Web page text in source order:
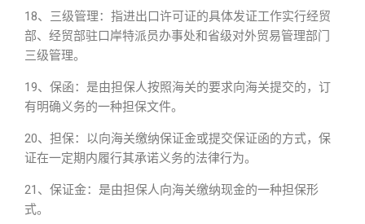
18、三级管理：指进出口许可证的具体发证工作实行经贸
部、经贸部驻口岸特派员办事处和省级对外贸易管理部门
三级管理。
19、保函：是由担保人按照海关的要求向海关提交的，订
有明确义务的一种担保文件。
20、担保：以向海关缴纳保证金或提交保证函的方式，保
证在一定期内履行其承诺义务的法律行为。
21、保证金：是由担保人向海关缴纳现金的一种担保形
式。